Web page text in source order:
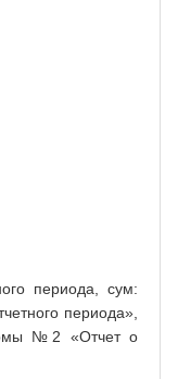
периода, сум:
периода»,
№2 «Отчет о